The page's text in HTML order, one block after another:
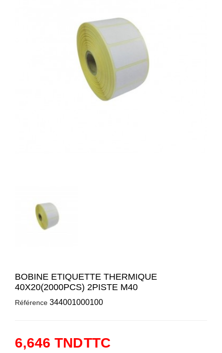
BOBINE ETIQUETTE THERMIQUE
40X20(2000PCS) 2PISTE M40
Référence 344001000100
6,646 TNDTTC